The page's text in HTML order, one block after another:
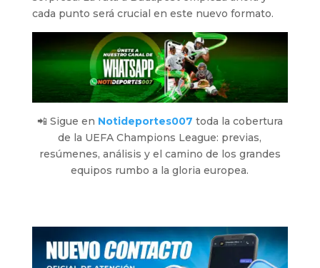
cada punto será crucial en este nuevo formato.
📲 Sigue en Notideportes007 toda la cobertura
de la UEFA Champions League: previas,
resúmenes, análisis y el camino de los grandes
equipos rumbo a la gloria europea.